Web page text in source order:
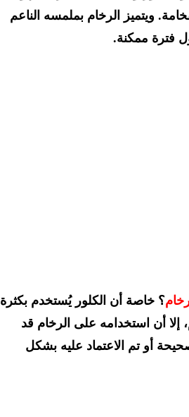
ويتميز الرخام بملمسه الناعم
فترة ممكنة.
؟ خاصة أن الكلور يُستخدم بكثرة
إلا أن استخدامه على الرخام قد
أو تم الاعتماد عليه بشكل